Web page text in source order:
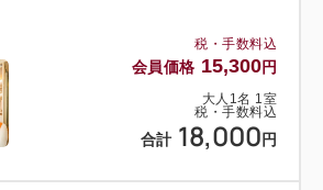
税・手数料込
会員価格 15,300円
大人 1名 1室
税・手数料込
合計 18,000 円